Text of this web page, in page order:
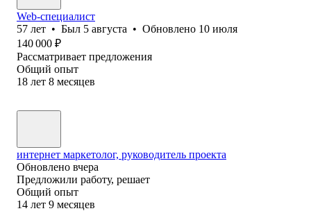
Web-специалист
57 лет • Был 5 августа • Обновлено 10 июля
140 000 ₽
Рассматривает предложения
Общий опыт
18 лет 8 месяцев
интернет маркетолог, руководитель проекта
Обновлено вчера
Предложили работу, решает
Общий опыт
14 лет 9 месяцев